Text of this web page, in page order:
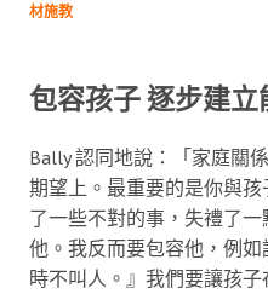
材施教
包容孩子 逐步建立
Bally 認同地說：「家庭關
期望上。最重要的是你與
了一些不對的事，失禮了
他。我反而要包容他，例
時不叫人。』我們要讓孩